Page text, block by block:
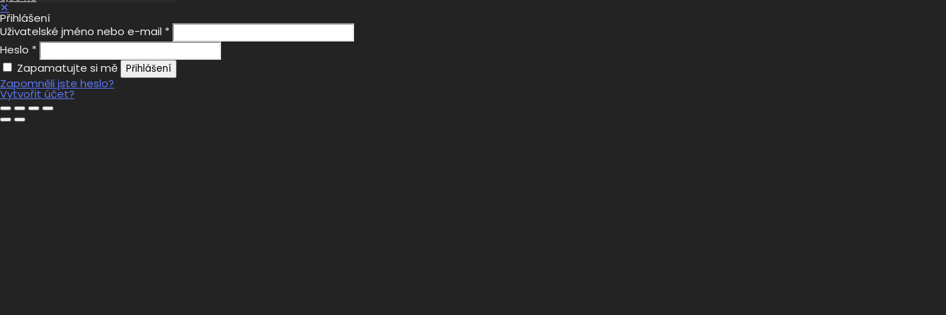
✕
Přihlášení
Uživatelské jméno nebo e-mail *
Heslo *
Zapamatujte si mě
Přihlášení
Zapomněli jste heslo?
Vytvořit účet?